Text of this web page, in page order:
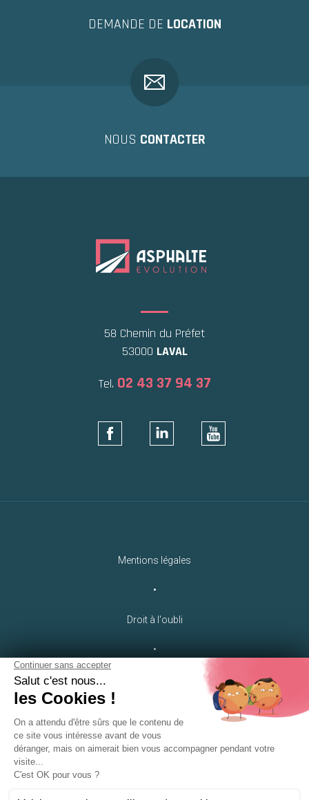
DEMANDE DE LOCATION
NOUS CONTACTER
58 Chemin du Préfet
53000 LAVAL
Tel. 02 43 37 94 37
Mentions légales
•
Droit à l'oubli
•
LEB Communication
•